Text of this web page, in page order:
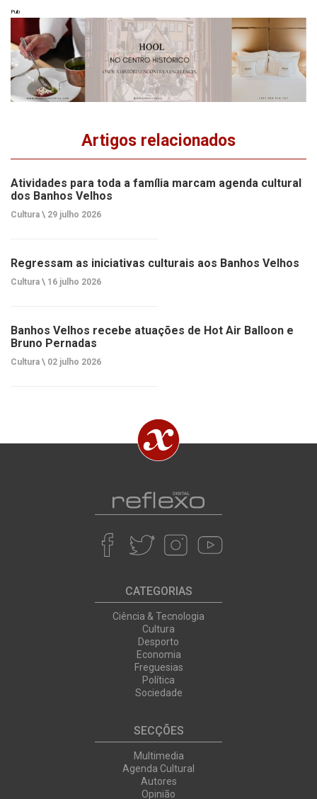
Pub
Artigos relacionados
Atividades para toda a família marcam agenda cultural
dos Banhos Velhos
Cultura \ 29 julho 2026
Regressam as iniciativas culturais aos Banhos Velhos
Cultura \ 16 julho 2026
Banhos Velhos recebe atuações de Hot Air Balloon e
Bruno Pernadas
Cultura \ 02 julho 2026
CATEGORIAS
Ciência & Tecnologia
Cultura
Desporto
Economia
Freguesias
Política
Sociedade
SECÇÕES
Multimedia
Agenda Cultural
Autores
Opinião